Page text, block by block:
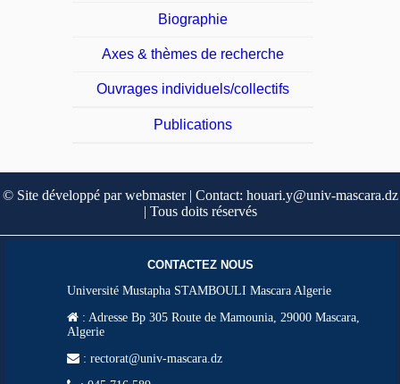
Biographie
Axes & thèmes de recherche
Ouvrages individuels/collectifs
Publications
© Site développé par webmaster | Contact: houari.y@univ-mascara.dz
| Tous doits réservés
CONTACTEZ NOUS
Université Mustapha STAMBOULI Mascara Algerie
: Adresse Bp 305 Route de Mamounia, 29000 Mascara,
Algerie
: rectorat@univ-mascara.dz